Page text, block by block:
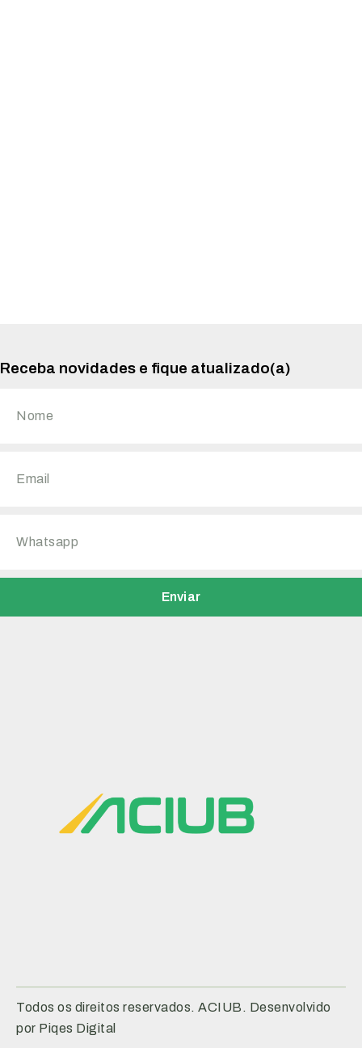
Receba novidades e fique atualizado(a)
Enviar
Todos os direitos reservados. ACIUB. Desenvolvido
por Piqes Digital